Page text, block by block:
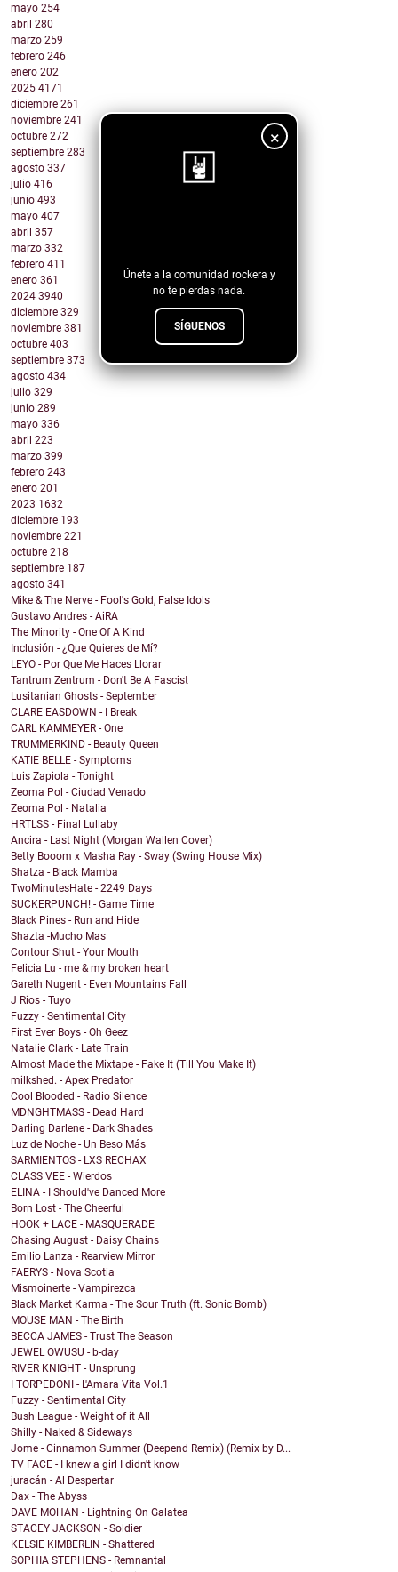
×
Únete a la comunidad rockera y
no te pierdas nada.
SÍGUENOS
mayo 254
abril 280
marzo 259
febrero 246
enero 202
2025 4171
diciembre 261
noviembre 241
octubre 272
septiembre 283
agosto 337
julio 416
junio 493
mayo 407
abril 357
marzo 332
febrero 411
enero 361
2024 3940
diciembre 329
noviembre 381
octubre 403
septiembre 373
agosto 434
julio 329
junio 289
mayo 336
abril 223
marzo 399
febrero 243
enero 201
2023 1632
diciembre 193
noviembre 221
octubre 218
septiembre 187
agosto 341
Mike & The Nerve - Fool's Gold, False Idols
Gustavo Andres - AiRA
The Minority - One Of A Kind
Inclusión - ¿Que Quieres de Mí?
LEYO - Por Que Me Haces Llorar
Tantrum Zentrum - Don't Be A Fascist
Lusitanian Ghosts - September
CLARE EASDOWN - I Break
CARL KAMMEYER - One
TRUMMERKIND - Beauty Queen
KATIE BELLE - Symptoms
Luis Zapiola - Tonight
Zeoma Pol - Ciudad Venado
Zeoma Pol - Natalia
HRTLSS - Final Lullaby
Ancira - Last Night (Morgan Wallen Cover)
Betty Booom x Masha Ray - Sway (Swing House Mix)
Shatza - Black Mamba
TwoMinutesHate - 2249 Days
SUCKERPUNCH! - Game Time
Black Pines - Run and Hide
Shazta -Mucho Mas
Contour Shut - Your Mouth
Felicia Lu - me & my broken heart
Gareth Nugent - Even Mountains Fall
J Rios - Tuyo
Fuzzy - Sentimental City
First Ever Boys - Oh Geez
Natalie Clark - Late Train
Almost Made the Mixtape - Fake It (Till You Make It)
milkshed. - Apex Predator
Cool Blooded - Radio Silence
MDNGHTMASS - Dead Hard
Darling Darlene - Dark Shades
Luz de Noche - Un Beso Más
SARMIENTOS - LXS RECHAX
CLASS VEE - Wierdos
ELINA - I Should've Danced More
Born Lost - The Cheerful
HOOK + LACE - MASQUERADE
Chasing August - Daisy Chains
Emilio Lanza - Rearview Mirror
FAERYS - Nova Scotia
Mismoinerte - Vampirezca
Black Market Karma - The Sour Truth (ft. Sonic Bomb)
MOUSE MAN - The Birth
BECCA JAMES - Trust The Season
JEWEL OWUSU - b-day
RIVER KNIGHT - Unsprung
I TORPEDONI - L'Amara Vita Vol.1
Fuzzy - Sentimental City
Bush League - Weight of it All
Shilly - Naked & Sideways
Jome - Cinnamon Summer (Deepend Remix) (Remix by D...
TV FACE - I knew a girl I didn't know
juracán - Al Despertar
Dax - The Abyss
DAVE MOHAN - Lightning On Galatea
STACEY JACKSON - Soldier
KELSIE KIMBERLIN - Shattered
SOPHIA STEPHENS - Remnantal